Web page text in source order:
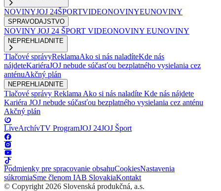
NOVINYJOJ 24ŠPORTVIDEONOVINYEUNOVINY
SPRAVODAJSTVO
NOVINY JOJ 24 ŠPORT VIDEONOVINY EUNOVINY
NEPREHLIADNITE
Tlačové správyReklamaAko si nás naladíteKde nás
nájdeteKariéraJOJ nebude súčasťou bezplatného vysielania cez
anténuAkčný plán
NEPREHLIADNITE
Tlačové správy Reklama Ako si nás naladíte Kde nás nájdete
Kariéra JOJ nebude súčasťou bezplatného vysielania cez anténu
Akčný plán
LiveArchívTV ProgramJOJ 24JOJ Šport
Podmienky pre spracovanie obsahuCookiesNastavenia
súkromiaSme členom IAB SlovakiaKontakt
© Copyright 2026 Slovenská produkčná, a.s.